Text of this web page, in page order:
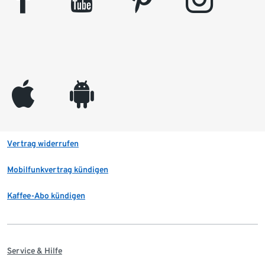
appleinc android
Vertrag widerrufen
Mobilfunkvertrag kündigen
Kaffee-Abo kündigen
Service & Hilfe